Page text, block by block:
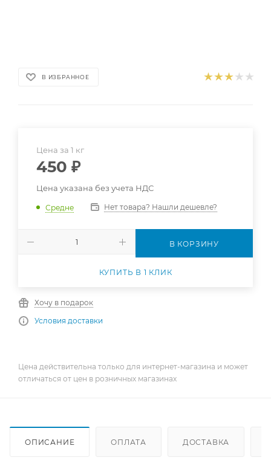
В ИЗБРАННОЕ
Цена за 1 кг
450 ₽
Цена указана без учета НДС
Средне Нет товара? Нашли дешевле?
В КОРЗИНУ
КУПИТЬ В 1 КЛИК
Хочу в подарок
Условия доставки
Цена действительна только для интернет-магазина и может
отличаться от цен в розничных магазинах
ОПИСАНИЕ ОПЛАТА ДОСТАВКА